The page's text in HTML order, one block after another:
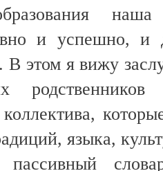
наша
и успешно, и
В этом я вижу
коллектива,
языка,